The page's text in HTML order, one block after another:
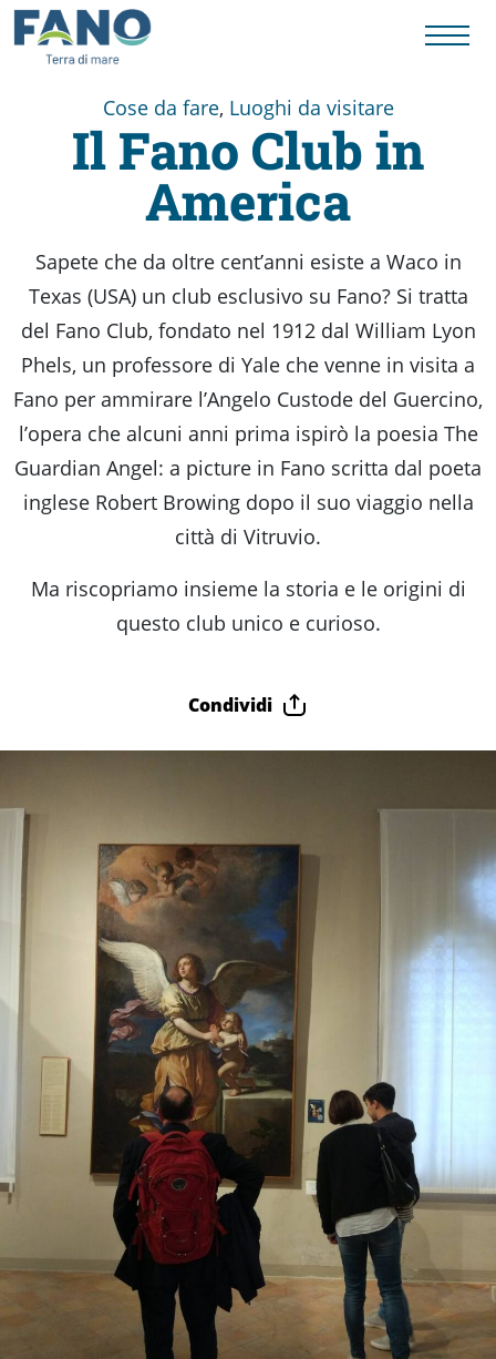
Fano
Visit
Card
Cose
da
fare
Percorsi
storici
Enogastronomia
Informazioni
Guide
Fano
Accessibili
Cose da fare, Luoghi da visitare
Il Fano Club in
America
Sapete che da oltre cent’anni esiste a Waco in
Texas (USA) un club esclusivo su Fano? Si tratta
del Fano Club, fondato nel 1912 dal William Lyon
Phels, un professore di Yale che venne in visita a
Fano per ammirare l’Angelo Custode del Guercino,
l’opera che alcuni anni prima ispirò la poesia The
Guardian Angel: a picture in Fano scritta dal poeta
inglese Robert Browing dopo il suo viaggio nella
città di Vitruvio.
Ma riscopriamo insieme la storia e le origini di
questo club unico e curioso.
Condividi